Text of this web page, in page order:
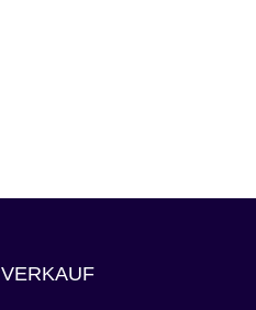
VERKAUF